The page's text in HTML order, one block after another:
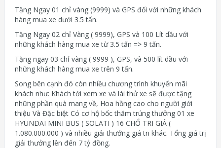
Tặng Ngay 01 chỉ vàng (9999) và GPS đối với những khách
hàng mua xe dưới 3.5 tấn.
Tặng Ngay 02 chỉ Vàng ( 9999), GPS và 100 Lít dầu với
những khách hàng mua xe từ 3.5 tấn => 9 tấn.
Tặng ngay 03 chỉ vàng ( 9999 ), GPS, và 500 lít dầu với
những khách hàng mua xe trên 9 tấn.
Song bên cạnh đó còn nhiều chương trình khuyến mãi
khách như: Khách tới xem xe và lái thử xe sẽ được tặng
những phần quà mang về, Hoa hồng cao cho người giới
thiệu Và Đặc biệt Có cơ hộ bốc thăm trúng thưởng 01 xe
HYUNDAI MINI BUS ( SOLATI ) 16 CHỔ TRI GIÁ (
1.080.000.000 ) và nhiều giải thưởng giá tri khác. Tổng giá trị
giải thưởng lên đến 7 tỷ đồng.